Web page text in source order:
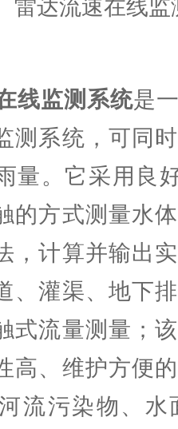
线监测系统是
测系统，可同
量。它采用良
的方式测量水
，计算并输出
、灌渠、地下
式流量测量；
高、维护方便
流污染物、水